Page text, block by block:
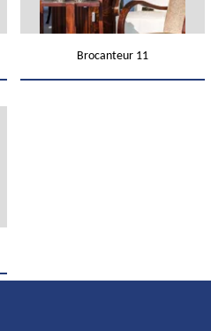
Brocanteur 11